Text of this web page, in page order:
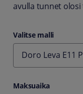
avulla tunnet
Valitse malli
Doro Leva E11
Maksuaika